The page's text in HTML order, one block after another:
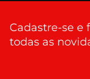
Cadastre-se e
todas as